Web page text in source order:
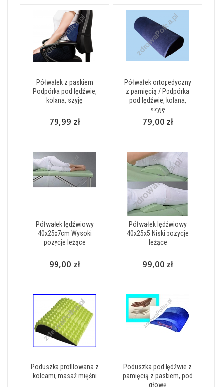
Półwałek z paskiem
Podpórka pod lędźwie,
kolana, szyję
79,99 zł
Półwałek ortopedyczny
z pamięcią / Podpórka
pod lędźwie, kolana,
szyję
79,00 zł
Półwałek lędźwiowy
40x25x7cm Wysoki
pozycje leżące
99,00 zł
Półwałek lędźwiowy
40x25x5 Niski pozycje
leżące
99,00 zł
Poduszka profilowana z
kolcami, masaż mięśni
Poduszka pod lędźwie z
pamięcią z paskiem, pod
głowę